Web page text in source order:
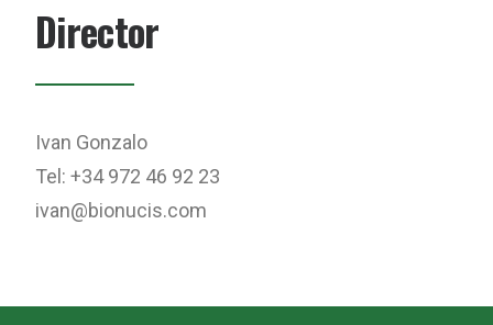
Director
Ivan Gonzalo
Tel: +34 972 46 92 23
ivan@bionucis.com